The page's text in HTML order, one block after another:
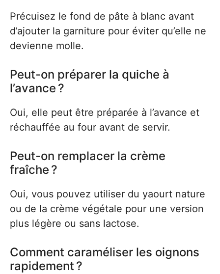
Précuisez le fond de pâte à blanc avant
d’ajouter la garniture pour éviter qu’elle ne
devienne molle.
Peut-on préparer la quiche à
l’avance ?
Oui, elle peut être préparée à l’avance et
réchauffée au four avant de servir.
Peut-on remplacer la crème
fraîche ?
Oui, vous pouvez utiliser du yaourt nature
ou de la crème végétale pour une version
plus légère ou sans lactose.
Comment caraméliser les oignons
rapidement ?